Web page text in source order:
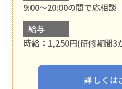
9:00～20:00の間で応相談
給与
時給：1,250円(研修期間3
詳しくは